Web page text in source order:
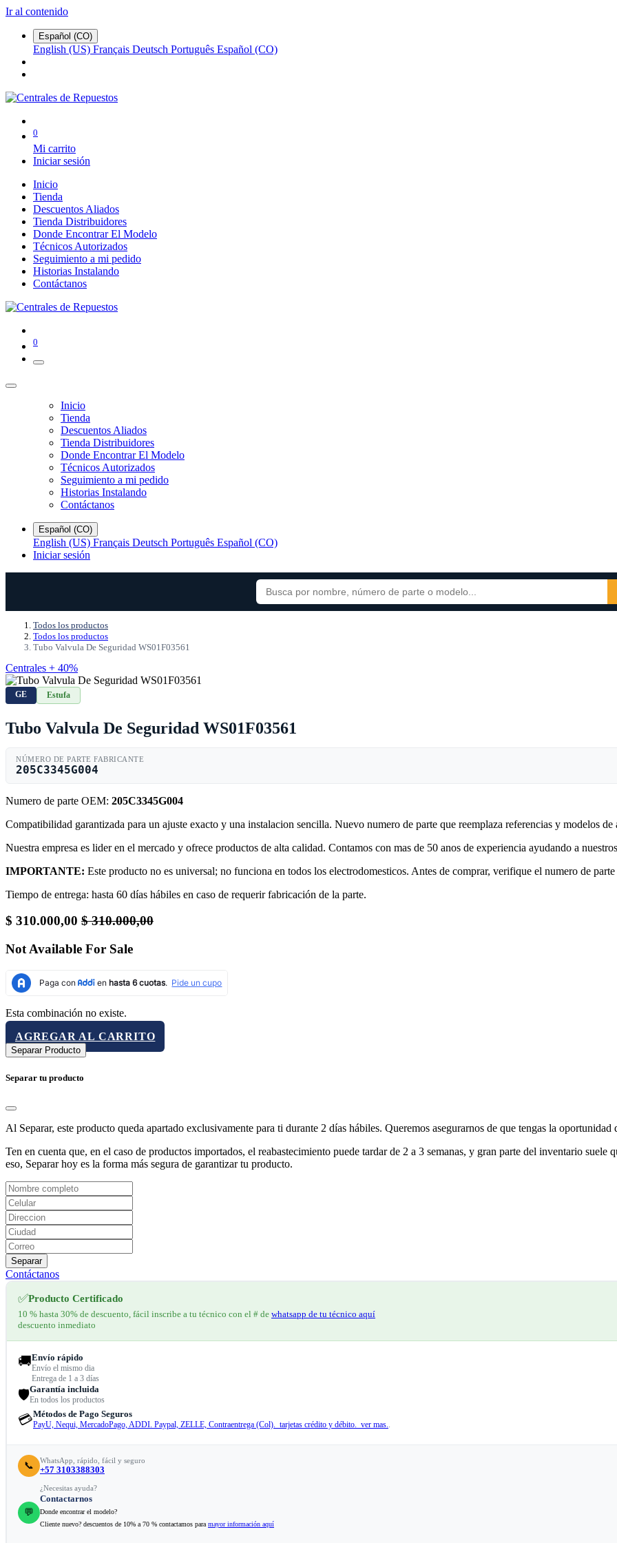
Ir al contenido
Español (CO)
English (US) Français Deutsch Português Español (CO)
0
Mi carrito
Iniciar sesión
Inicio
Tienda
Descuentos Aliados
Tienda Distribuidores
Donde Encontrar El Modelo
Técnicos Autorizados
Seguimiento a mi pedido
Historias Instalando
Contáctanos
0
Inicio
Tienda
Descuentos Aliados
Tienda Distribuidores
Donde Encontrar El Modelo
Técnicos Autorizados
Seguimiento a mi pedido
Historias Instalando
Contáctanos
Español (CO)
English (US) Français Deutsch Português Español (CO)
Iniciar sesión
Todos los productos
Todos los productos
Tubo Valvula De Seguridad WS01F03561
Centrales + 40%
GE Estufa
Tubo Valvula De Seguridad WS01F03561
NÚMERO DE PARTE FABRICANTE
205C3345G004
Numero de parte OEM: 205C3345G004
Compatibilidad garantizada para un ajuste exacto y una instalacion sencilla. Nuevo numero de parte que reemplaza referencias y modelos de
Nuestra empresa es lider en el mercado y ofrece productos de alta calidad. Contamos con mas de 50 anos de experiencia ayudando a
IMPORTANTE: Este producto no es universal; no funciona en todos los electrodomesticos. Antes de comprar, verifique el numero de
Tiempo de entrega: hasta 60 días hábiles en caso de requerir fabricación de la parte.
$ 310.000,00 $310.000,00
Not Available For Sale
Esta combinación no existe.
AGREGAR AL CARRITO
Separar Producto
Separar tu producto
Al Separar, este producto queda apartado exclusivamente para ti durante 2 días hábiles. Queremos asegurarnos de que tengas la oportunidad
Ten en cuenta que, en el caso de productos importados, el reabastecimiento puede tardar de 2 a 3 semanas, y gran parte del inventario
eso, Separar hoy es la forma más segura de garantizar tu producto.
Separar
Contáctanos
✅Producto Certificado
10 % hasta 30% de descuento, fácil inscribe a tu técnico con el # de whatsapp de tu técnico aquí
descuento inmediato
🚚Envío rápido
Envío el mismo dia
Entrega de 1 a 3 días
🛡️Garantía incluida
En todos los productos
💳Métodos de Pago Seguros
PayU, Nequi, MercadoPago, ADDI. Paypal, ZELLE, Contraentrega (Col). tarjetas crédito y débito. ver mas..
📞 WhatsApp, rápido, fácil y seguro
+57 3103388303
💬
¿Necesitas ayuda?
Contactarnos
Donde encontrar el modelo?
Cliente nuevo? descuentos de 10% a 70 % contactamos para mayor información aquí